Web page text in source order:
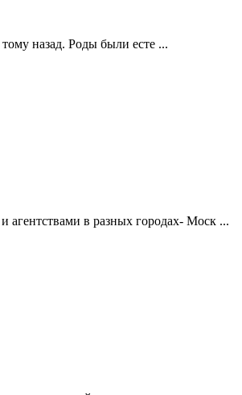
назад. Роды были есте ...
в разных городах- Моск ...